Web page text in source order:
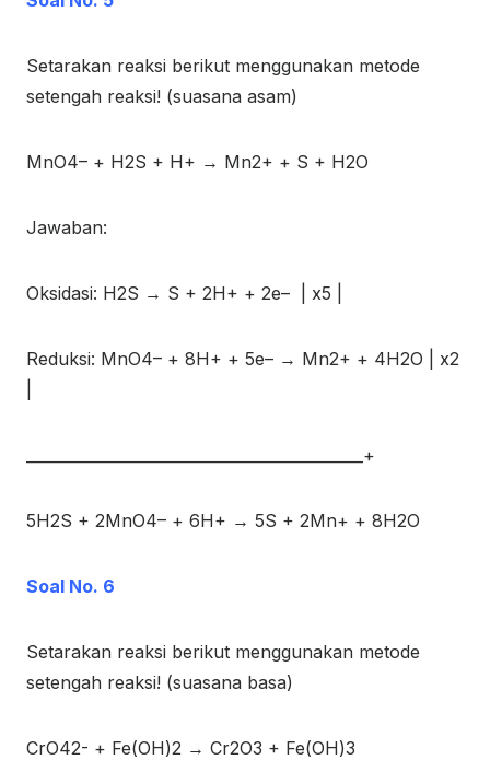
Setarakan reaksi berikut menggunakan metode
setengah reaksi! (suasana asam)
MnO4– + H2S + H+ → Mn2+ + S + H2O
Jawaban:
Oksidasi: H2S → S + 2H+ + 2e– | x5 |
Reduksi: MnO4– + 8H+ + 5e– → Mn2+ + 4H2O | x2
____________________________________________+
5H2S + 2MnO4– + 6H+ → 5S + 2Mn+ + 8H2O
Soal No. 6
Setarakan reaksi berikut menggunakan metode
setengah reaksi! (suasana basa)
CrO42- + Fe(OH)2 → Cr2O3 + Fe(OH)3